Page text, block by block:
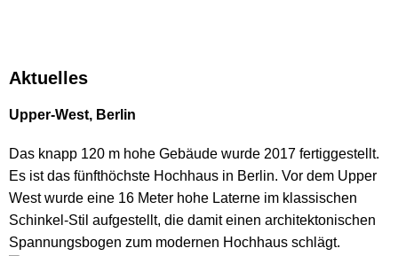
Aktuelles
Upper-West, Berlin
Das knapp 120 m hohe Gebäude wurde 2017 fertiggestellt.
Es ist das fünfthöchste Hochhaus in Berlin. Vor dem Upper
West wurde eine 16 Meter hohe Laterne im klassischen
Schinkel-Stil aufgestellt, die damit einen architektonischen
Spannungsbogen zum modernen Hochhaus schlägt.